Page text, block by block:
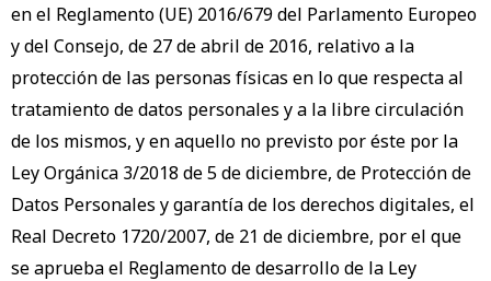
en el Reglamento (UE) 2016/679 del Parlamento Europeo
y del Consejo, de 27 de abril de 2016, relativo a la
protección de las personas físicas en lo que respecta al
tratamiento de datos personales y a la libre circulación
de los mismos, y en aquello no previsto por éste por la
Ley Orgánica 3/2018 de 5 de diciembre, de Protección de
Datos Personales y garantía de los derechos digitales, el
Real Decreto 1720/2007, de 21 de diciembre, por el que
se aprueba el Reglamento de desarrollo de la Ley